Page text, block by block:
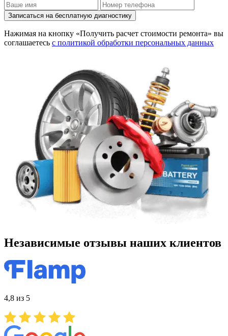
Записаться на бесплатную диагностику
Нажимая на кнопку «Получить расчет стоимости ремонта» вы
соглашаетесь с политикой обработки персональных данных
Независимые отзывы наших клиентов
4,8 из 5